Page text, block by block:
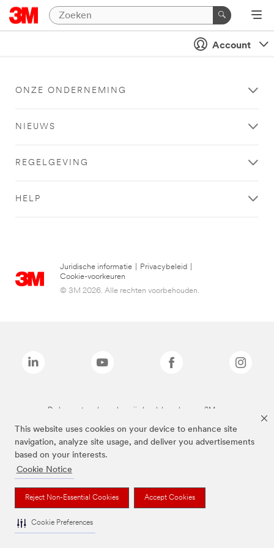
This website uses cookies on your device to enhance site
navigation, analyze site usage, and deliver you advertisements
based on your interests.
Cookie Notice
Reject Non-Essential Cookies Accept Cookies
Cookie Preferences
Account
ONZE ONDERNEMING
NIEUWS
REGELGEVING
HELP
Juridische informatie Privacybeleid
Cookie-voorkeuren
© 3M 2026. Alle rechten voorbehouden.
De bovenstaande merken zijn handelsmerken van 3M.we